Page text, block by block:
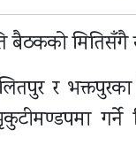
बैठकको
र
गर्ने